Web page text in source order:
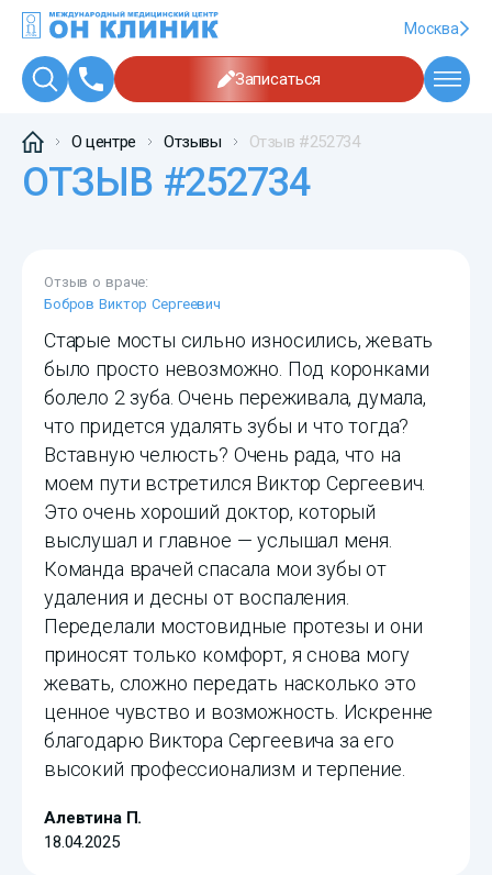
Москва
Записаться
О центре Отзывы Отзыв #252734
ОТЗЫВ #252734
Отзыв о враче:
Бобров Виктор Сергеевич
Старые мосты сильно износились, жевать
было просто невозможно. Под коронками
болело 2 зуба. Очень переживала, думала,
что придется удалять зубы и что тогда?
Вставную челюсть? Очень рада, что на
моем пути встретился Виктор Сергеевич.
Это очень хороший доктор, который
выслушал и главное — услышал меня.
Команда врачей спасала мои зубы от
удаления и десны от воспаления.
Переделали мостовидные протезы и они
приносят только комфорт, я снова могу
жевать, сложно передать насколько это
ценное чувство и возможность. Искренне
благодарю Виктора Сергеевича за его
высокий профессионализм и терпение.
Алевтина П.
18.04.2025